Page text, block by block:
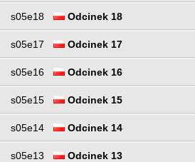
s05e18 Odcinek 18
s05e17 Odcinek 17
s05e16 Odcinek 16
s05e15 Odcinek 15
s05e14 Odcinek 14
s05e13 Odcinek 13